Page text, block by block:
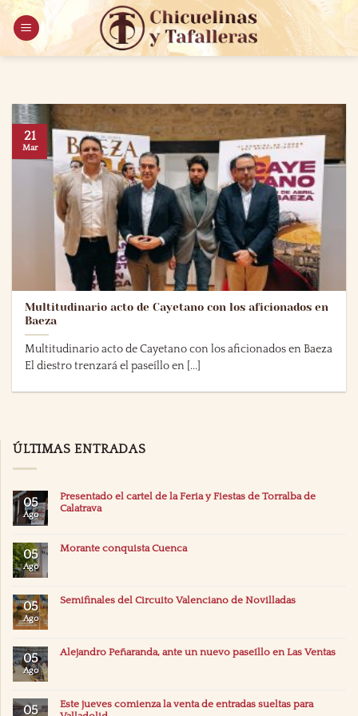
Saltar
contenido
Multitudinario acto de Cayetano con los aficionados en
Baeza
Multitudinario acto de Cayetano con los aficionados en Baeza
El diestro trenzará el paseíllo en [...]
21
Mar
ÚLTIMAS ENTRADAS
05
Ago
Presentado el cartel de la Feria y Fiestas de Torralba de
Calatrava
05
Ago
Morante conquista Cuenca
05
Ago
Semifinales del Circuito Valenciano de Novilladas
05
Ago
Alejandro Peñaranda, ante un nuevo paseíllo en Las Ventas
05
Este jueves comienza la venta de entradas sueltas para